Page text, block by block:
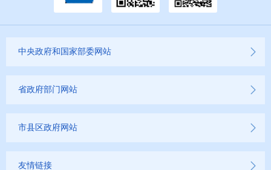
中央政府和国家部委网站
省政府部门网站
市县区政府网站
友情链接